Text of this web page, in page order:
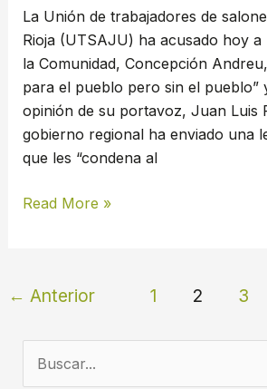
La Unión de trabajadores de
Rioja (UTSAJU) ha acusado hoy a
la Comunidad, Concepción
para el pueblo pero sin el pueblo”
opinión de su portavoz, Juan Luis
gobierno regional ha enviado una
que les “condena al
su
futuro
laboral
Read More »
← Anterior 1 2 3